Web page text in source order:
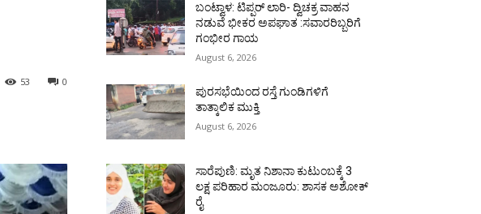
0
53
ಬಂಟ್ವಾಳ: ಟಿಪ್ಪರ್ ಲಾರಿ- ದ್ವಿಚಕ್ರ ವಾಹನ
ನಡುವೆ ಭೀಕರ ಅಪಘಾತ :ಸವಾರರಿಬ್ಬರಿಗೆ
ಗಂಭೀರ ಗಾಯ
August 6, 2026
ಪುರಸಭೆಯಿಂದ ರಸ್ತೆ ಗುಂಡಿಗಳಿಗೆ
ತಾತ್ಕಾಲಿಕ ಮುಕ್ತಿ
August 6, 2026
ಸಾರೆಪುಣಿ: ಮೃತ ನಿಶಾನಾ ಕುಟುಂಬಕ್ಕೆ 3
ಲಕ್ಷ ಪರಿಹಾರ ಮಂಜೂರು: ಶಾಸಕ ಅಶೋಕ್
ರೈ